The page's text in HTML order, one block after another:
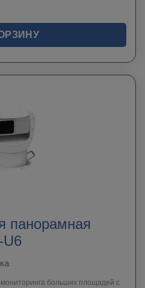
панорамная
U6
больших площадей с